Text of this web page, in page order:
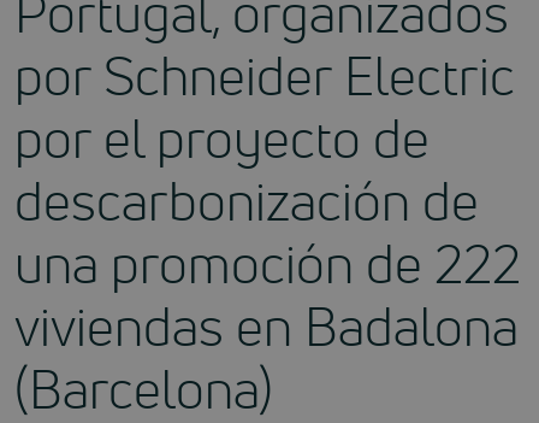
Portugal, organizados
por Schneider Electric
por el proyecto de
descarbonización de
una promoción de 222
viviendas en Badalona
(Barcelona)